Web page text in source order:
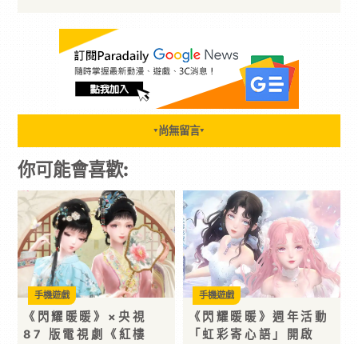
▼ 尚無留言▼
你可能會喜歡:
《閃耀暖暖》×央視
87 版電視劇《紅樓
手機遊戲
《閃耀暖暖》週年活動
「虹彩寄心語」開啟
手機遊戲